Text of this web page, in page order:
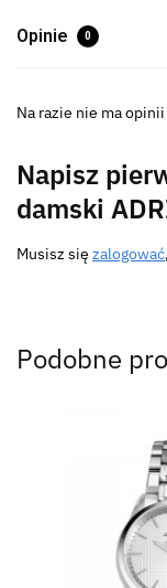
Opinie 0
Na razie nie ma
Napisz
damski
Musisz się zalogować
Podobne